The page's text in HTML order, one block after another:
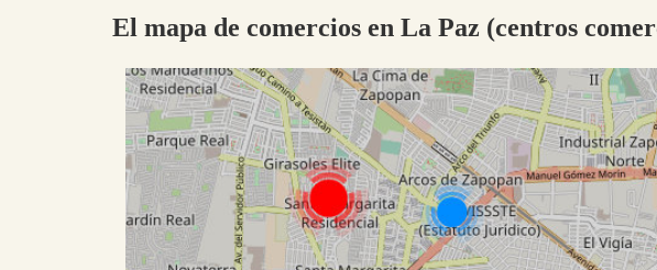
El mapa de comercios en La Paz (centros